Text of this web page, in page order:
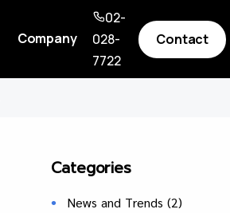
Company
02-
028-
7722
Contact
Categories
News and Trends (2)